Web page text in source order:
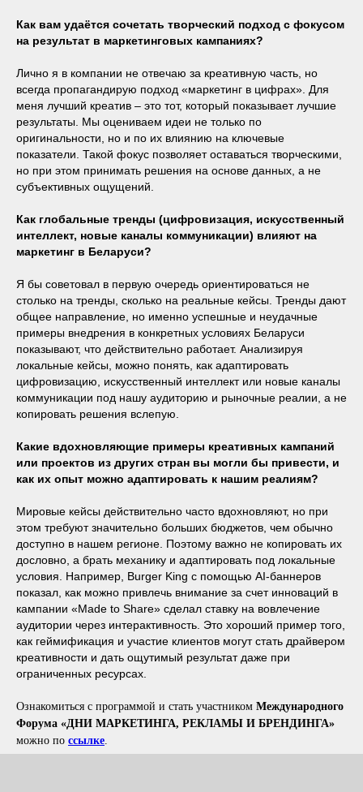
Как вам удаётся сочетать творческий подход с фокусом
на результат в маркетинговых кампаниях?
Лично я в компании не отвечаю за креативную часть, но
всегда пропагандирую подход «маркетинг в цифрах». Для
меня лучший креатив – это тот, который показывает лучшие
результаты. Мы оцениваем идеи не только по
оригинальности, но и по их влиянию на ключевые
показатели. Такой фокус позволяет оставаться творческими,
но при этом принимать решения на основе данных, а не
субъективных ощущений.
Как глобальные тренды (цифровизация, искусственный
интеллект, новые каналы коммуникации) влияют на
маркетинг в Беларуси?
Я бы советовал в первую очередь ориентироваться не
столько на тренды, сколько на реальные кейсы. Тренды дают
общее направление, но именно успешные и неудачные
примеры внедрения в конкретных условиях Беларуси
показывают, что действительно работает. Анализируя
локальные кейсы, можно понять, как адаптировать
цифровизацию, искусственный интеллект или новые каналы
коммуникации под нашу аудиторию и рыночные реалии, а не
копировать решения вслепую.
Какие вдохновляющие примеры креативных кампаний
или проектов из других стран вы могли бы привести, и
как их опыт можно адаптировать к нашим реалиям?
Мировые кейсы действительно часто вдохновляют, но при
этом требуют значительно больших бюджетов, чем обычно
доступно в нашем регионе. Поэтому важно не копировать их
дословно, а брать механику и адаптировать под локальные
условия. Например, Burger King с помощью AI-баннеров
показал, как можно привлечь внимание за счет инноваций в
кампании «Made to Share» сделал ставку на вовлечение
аудитории через интерактивность. Это хороший пример того,
как геймификация и участие клиентов могут стать драйвером
креативности и дать ощутимый результат даже при
ограниченных ресурсах.
Ознакомиться с программой и стать участником Международного
Форума «ДНИ МАРКЕТИНГА, РЕКЛАМЫ И БРЕНДИНГА»
можно по ссылке.